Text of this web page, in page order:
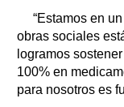
“Estamos en
obras sociales
logramos
100% en
para nosotros es